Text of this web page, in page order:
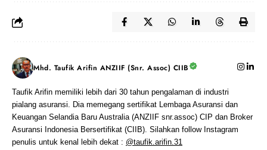
Mhd. Taufik Arifin ANZIIF (Snr. Assoc) CIIB
Taufik Arifin memiliki lebih dari 30 tahun pengalaman di industri
pialang asuransi. Dia memegang sertifikat Lembaga Asuransi dan
Keuangan Selandia Baru Australia (ANZIIF snr.assoc) CIP dan Broker
Asuransi Indonesia Bersertifikat (CIIB). Silahkan follow Instagram
penulis untuk kenal lebih dekat : @taufik.arifin.31